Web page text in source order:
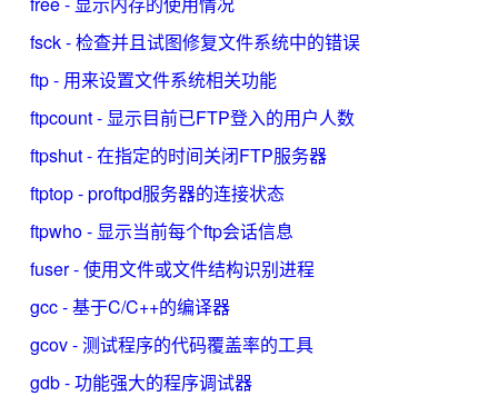
fsck - 检查并且试图修复文件系统中的错误
ftp - 用来设置文件系统相关功能
ftpcount - 显示目前已FTP登入的用户人数
ftpshut - 在指定的时间关闭FTP服务器
ftptop - proftpd服务器的连接状态
ftpwho - 显示当前每个ftp会话信息
fuser - 使用文件或文件结构识别进程
gcc - 基于C/C++的编译器
gcov - 测试程序的代码覆盖率的工具
gdb - 功能强大的程序调试器